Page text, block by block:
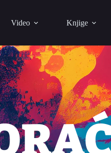
Video Knjige